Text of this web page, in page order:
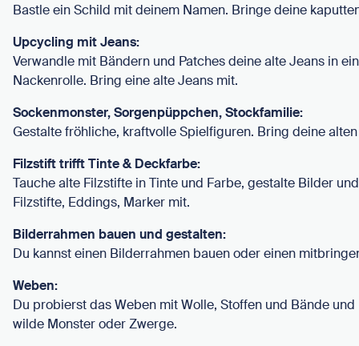
Bastle ein Schild mit deinem Namen. Bringe deine
Upcycling mit Jeans:
Verwandle mit Bändern und Patches deine alte Jeans in
Nackenrolle. Bring eine alte Jeans mit.
Sockenmonster, Sorgenpüppchen, Stockfamilie:
Gestalte fröhliche, kraftvolle Spielfiguren. Bring deine
Filzstift trifft Tinte & Deckfarbe:
Tauche alte Filzstifte in Tinte und Farbe, gestalte Bilder
Filzstifte, Eddings, Marker mit.
Bilderrahmen bauen und gestalten:
Du kannst einen Bilderrahmen bauen oder einen
Weben:
Du probierst das Weben mit Wolle, Stoffen und Bände
wilde Monster oder Zwerge.